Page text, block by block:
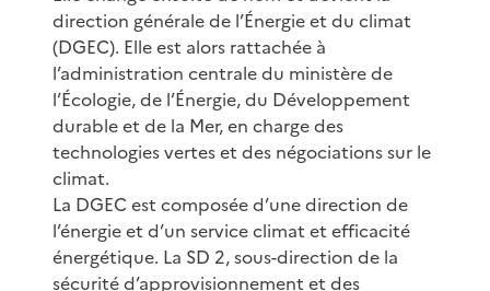
direction générale de l’Énergie et du climat
(DGEC). Elle est alors rattachée à
l’administration centrale du ministère de
l’Écologie, de l’Énergie, du Développement
durable et de la Mer, en charge des
technologies vertes et des négociations sur le
climat.
La DGEC est composée d’une direction de
l’énergie et d’un service climat et efficacité
énergétique. La SD 2, sous-direction de la
sécurité d’approvisionnement et des